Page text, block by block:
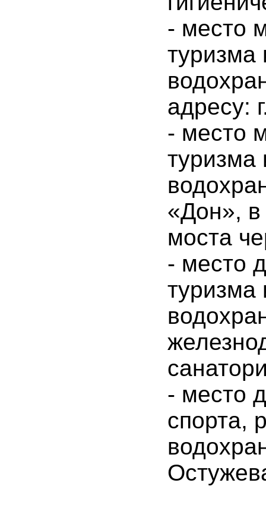
- место
туризма
адресу:
- место
туризма
«Дон», в
моста
- место
туризма
- место
спорта,